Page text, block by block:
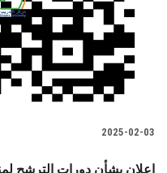
2025-02-03
إعلان بشأن دورات الترشح